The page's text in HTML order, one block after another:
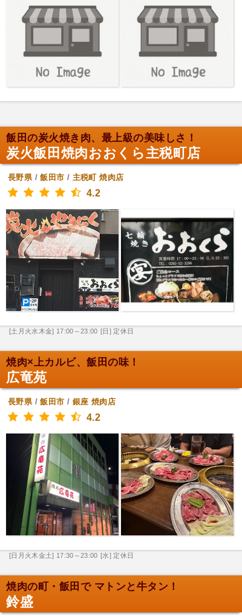
飯田の炭火焼き肉、最上級の美味しさ！
炭火飯田焼肉おおくら主税町店
長野県/飯田市 / 主税町 焼肉店
4.2
[土月火水木金] 17:00～23:00 [日] 定休日
焼肉×上カルビ、飯田の味！
広竜苑
長野県/飯田市 / 銀座 焼肉店
4.2
[日月火木金土] 17:30～23:00 [水] 定休日
焼肉の町・飯田で マトンと牛タン！
鈴盛